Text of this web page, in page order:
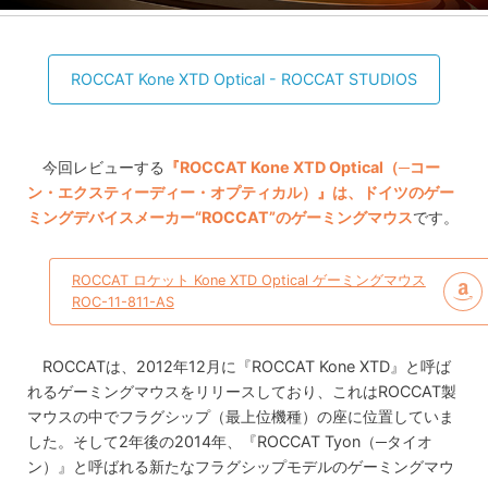
ROCCAT Kone XTD Optical - ROCCAT STUDIOS
今回レビューする 『ROCCAT Kone XTD Optical（─コー
ン・エクスティーディー・オプティカル）』は、ドイツのゲー
ミングデバイスメーカー“ROCCAT”のゲーミングマウスです。
ROCCAT ロケット Kone XTD Optical ゲーミングマウス
ROC-11-811-AS
ROCCATは、2012年12月に『ROCCAT Kone XTD』と呼ば
れるゲーミングマウスをリリースしており、これはROCCAT製
マウスの中でフラグシップ（最上位機種）の座に位置していま
した。そして2年後の2014年、『ROCCAT Tyon（─タイオ
ン）』と呼ばれる新たなフラグシップモデルのゲーミングマウ